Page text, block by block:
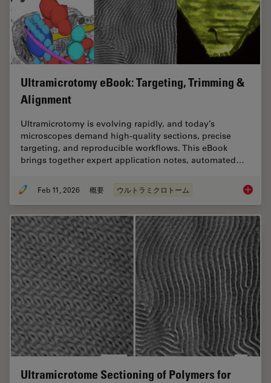
Ultramicrotomy eBook: Targeting, Trimming &
Alignment
Ultramicrotomy is evolving rapidly, and today’s
microscopes demand high‑quality sections, precise
targeting, and reproducible workflows. This eBook
brings together expert application notes, automated…
Feb 11, 2026 概要 ウルトラミクロトーム
Ultramicrotome Sectioning of Polymers for